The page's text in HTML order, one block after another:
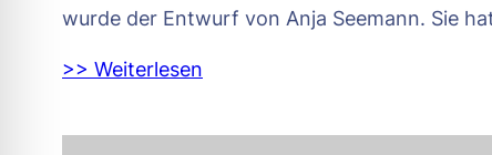
wurde der Entwurf von Anja Seemann. Sie
>> Weiterlesen